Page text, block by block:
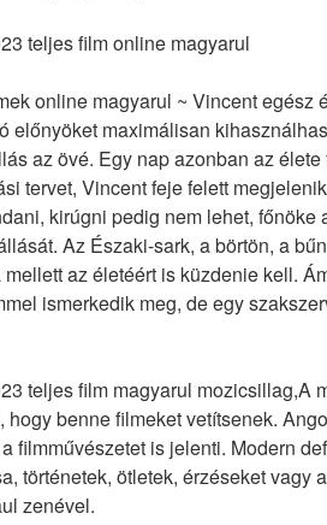
teljes film online magyarul
online magyarul ~ Vincent
előnyöket maximálisan
az övé. Egy nap azonban az
tervet, Vincent feje felett
kirúgni pedig nem lehet,
Az Északi-sark, a börtön, a
az életéért is küzdenie kell.
ismerkedik meg, de egy
teljes film magyarul mozicsillag,A
benne filmeket vetítsenek.
filmművészetet is jelenti. Modern
történetek, ötletek, érzéseket vagy
zenével.